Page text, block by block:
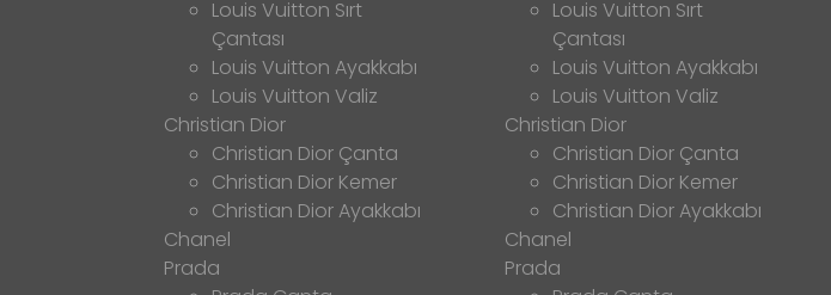
Louis Vuitton Sırt
Çantası
Louis Vuitton Ayakkabı
Louis Vuitton Valiz
Christian Dior
Christian Dior Çanta
Christian Dior Kemer
Christian Dior Ayakkabı
Chanel
Prada
Louis Vuitton Sırt
Çantası
Louis Vuitton Ayakkabı
Louis Vuitton Valiz
Christian Dior
Christian Dior Çanta
Christian Dior Kemer
Christian Dior Ayakkabı
Chanel
Prada